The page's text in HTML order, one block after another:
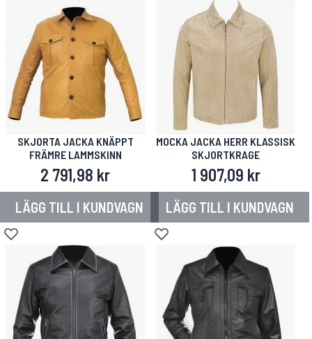
SKJORTA JACKA KNÄPPT
FRÄMRE LAMMSKINN
2 791,98 kr
LÄGG TILL I KUNDVAGN
Lägg till i önskelista
MOCKA JACKA HERR KLASSISK
SKJORTKRAGE
1 907,09 kr
LÄGG TILL I KUNDVAGN
Lägg till i önskelista